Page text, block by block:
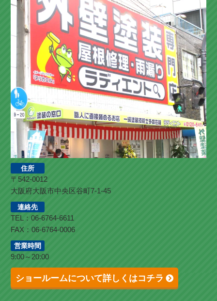
住所
〒542-0012
大阪府大阪市中央区谷町7-1-45
連絡先
TEL：06-6764-6611
FAX：06-6764-0006
営業時間
9:00～20:00
ショールームについて詳しくはコチラ